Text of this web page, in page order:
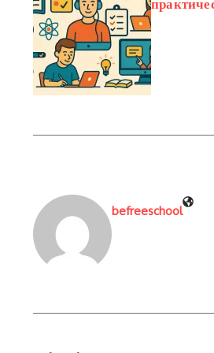
befreeschool